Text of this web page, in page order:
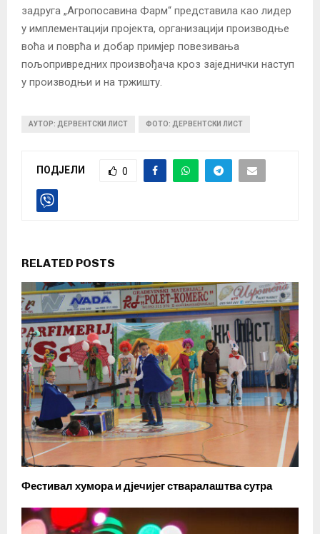
задруга „Агропосавина Фарм“ представила као лидер
у имплементацији пројекта, организацији производње
воћа и поврћа и добар примјер повезивања
пољопривредних произвођача кроз заједнички наступ
у производњи и на тржишту.
АУТОР: ДЕРВЕНТСКИ ЛИСТ ФОТО: ДЕРВЕНТСКИ ЛИСТ
ПОДЈЕЛИ 0
RELATED POSTS
Фестивал хумора и дјечијег стваралаштва сутра